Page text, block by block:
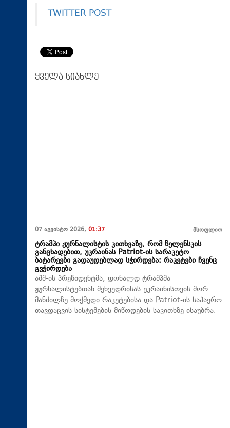
TWITTER POST
ყველა სიახლე
07 აგვისტო 2026, 01:37 მსოფლიო
ტრამპი ჟურნალისტის კითხვაზე, რომ ზელენსკის
განცხადებით, უკრაინას Patriot-ის სარაკეტო
ბატარეები გადაუდებლად სჭირდება: რაკეტები ჩვენც
გვჭირდება
აშშ-ის პრეზიდენტმა, დონალდ ტრამპმა
ჟურნალისტებთან შეხვედრისას უკრაინისთვის შორ
მანძილზე მოქმედი რაკეტებისა და Patriot-ის საჰაერო
თავდაცვის სისტემების მიწოდების საკითხზე ისაუბრა.